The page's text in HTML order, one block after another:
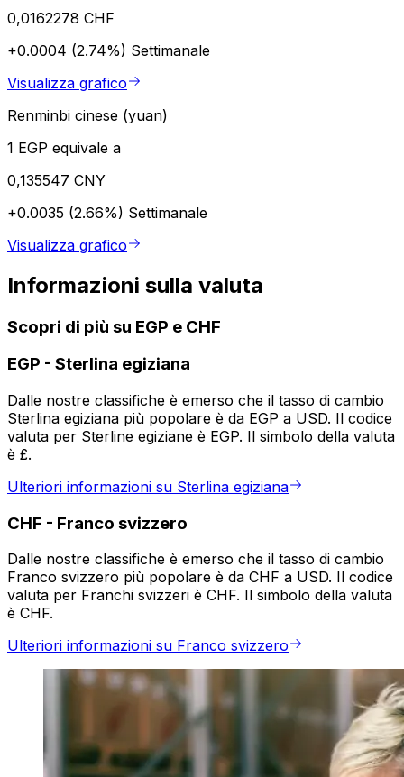
0,0162278 CHF
+0.0004 (2.74%) Settimanale
Visualizza grafico
Renminbi cinese (yuan)
1 EGP equivale a
0,135547 CNY
+0.0035 (2.66%) Settimanale
Visualizza grafico
Informazioni sulla valuta
Scopri di più su EGP e CHF
EGP - Sterlina egiziana
Dalle nostre classifiche è emerso che il tasso di cambio
Sterlina egiziana più popolare è da EGP a USD. Il codice
valuta per Sterline egiziane è EGP. Il simbolo della valuta
è £.
Ulteriori informazioni su Sterlina egiziana
CHF - Franco svizzero
Dalle nostre classifiche è emerso che il tasso di cambio
Franco svizzero più popolare è da CHF a USD. Il codice
valuta per Franchi svizzeri è CHF. Il simbolo della valuta
è CHF.
Ulteriori informazioni su Franco svizzero